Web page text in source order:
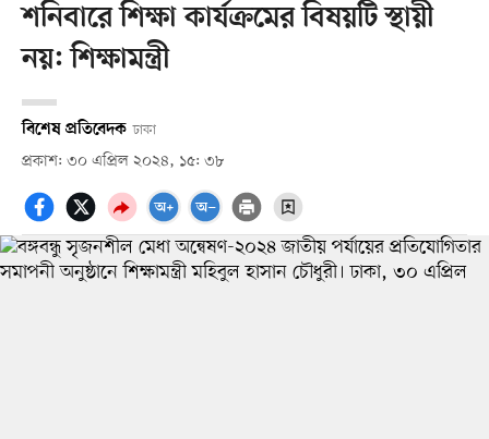
শনিবারে শিক্ষা কার্যক্রমের বিষয়টি স্থায়ী
নয়: শিক্ষামন্ত্রী
বিশেষ প্রতিবেদক ঢাকা
প্রকাশ: ৩০ এপ্রিল ২০২৪, ১৫: ৩৮